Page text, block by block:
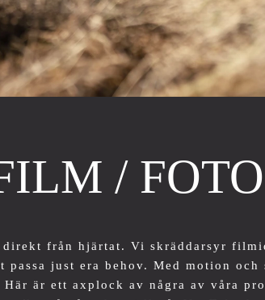
/ FOTO
direkt från hjärtat. Vi skräddarsyr
passa just era behov. Med motion
Här är ett axplock av några av våra